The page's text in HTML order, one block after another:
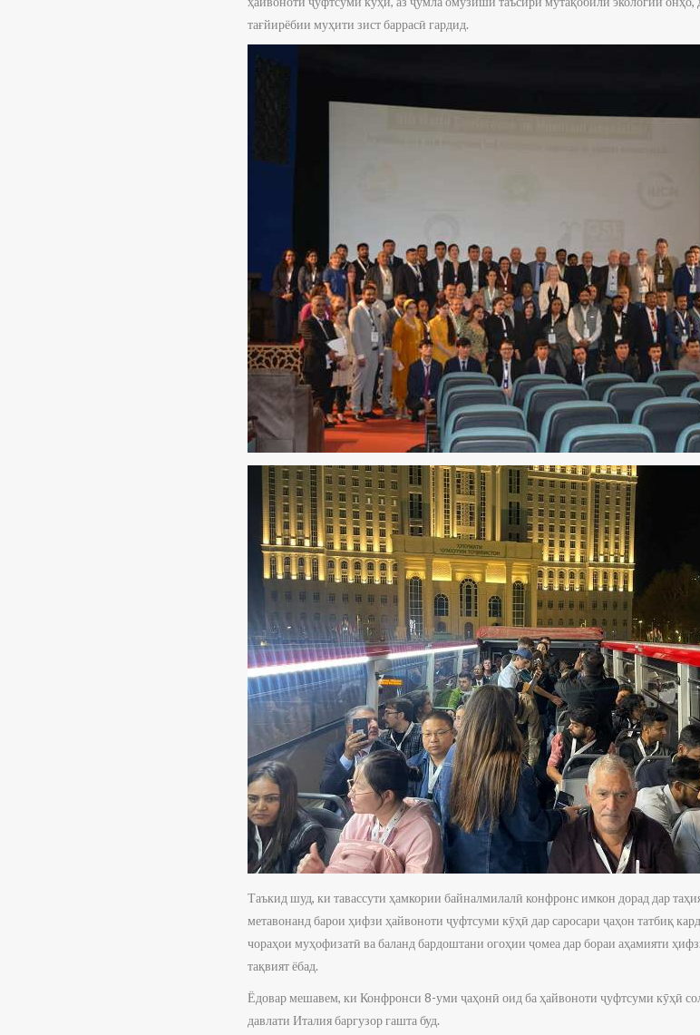
тағйирёбии муҳити зист баррасӣ гардид.
Таъкид шуд, ки тавассути ҳамкории байналмилалӣ конфронс имкон дорад дар
метавонанд барои ҳифзи ҳайвоноти ҷуфтсуми кӯҳӣ дар саросари ҷаҳон татбиқ
чораҳои муҳофизатӣ ва баланд бардоштани огоҳии ҷомеа дар бораи аҳамияти
тақвият ёбад.
Ёдовар мешавем, ки Конфронси 8-уми ҷаҳонӣ оид ба ҳайвоноти ҷуфтсуми кӯҳӣ
давлати Италия баргузор гашта буд.